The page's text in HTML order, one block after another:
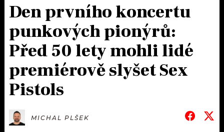
ČLÁNKY
HUDBA
ROZHOVORY
#NEBUDUDOMA
PODCASTY
JAK NALADIT
RÁDIO
APLIKACE
SOUTĚŽE
Den prvního koncertu
punkových pionýrů:
Před 50 lety mohli lidé
premiérově slyšet Sex
Pistols
MICHAL PLŠEK